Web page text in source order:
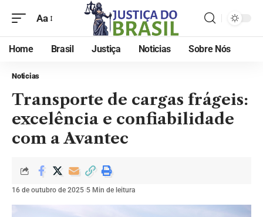
Aa
Home Brasil Justiça Noticias Sobre Nós
Noticias
Transporte de cargas frágeis:
excelência e confiabilidade
com a Avantec
16 de outubro de 2025 5 Min de leitura